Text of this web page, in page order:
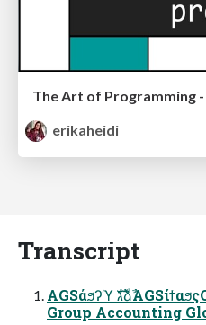
The Art of Programming
erikaheidi
Transcript
AGSάϧʔϓ גࣜձࣾAGSίϯαϧςΟϯά AGS੫ཧ࢜๏ਓ © 2025 AGS
Group Accounting